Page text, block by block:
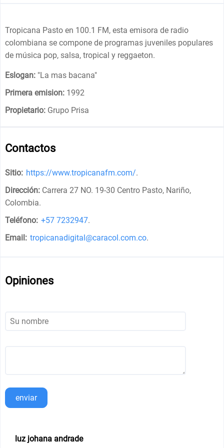
Tropicana Pasto en 100.1 FM, esta emisora de radio
colombiana se compone de programas juveniles populares
de música pop, salsa, tropical y reggaeton.
Eslogan: "La mas bacana"
Primera emision: 1992
Propietario: Grupo Prisa
Contactos
Sitio: https://www.tropicanafm.com/.
Dirección: Carrera 27 NO. 19-30 Centro Pasto, Nariño,
Colombia.
Teléfono: +57 7232947.
Email: tropicanadigital@caracol.com.co.
Opiniones
enviar
luz johana andrade